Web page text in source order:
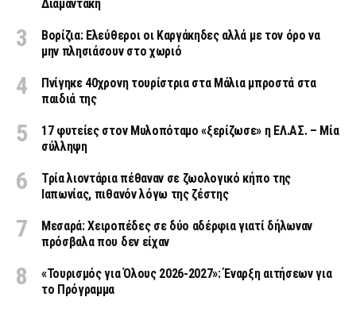
Διαμαντάκη
Βορίζια: Ελεύθεροι οι Καργάκηδες αλλά με τον όρο να
μην πλησιάσουν στο χωριό
Πνίγηκε 40χρονη τουρίστρια στα Μάλια μπροστά στα
παιδιά της
17 φυτείες στον Μυλοπόταμο «ξερίζωσε» η ΕΛ.ΑΣ. – Μία
σύλληψη
Τρία λιοντάρια πέθαναν σε ζωολογικό κήπο της
Ιαπωνίας, πιθανόν λόγω της ζέστης
Μεσαρά: Χειροπέδες σε δύο αδέρφια γιατί δήλωναν
πρόσβαλα που δεν είχαν
«Τουρισμός για Όλους 2026-2027»: Έναρξη αιτήσεων για
το Πρόγραμμα